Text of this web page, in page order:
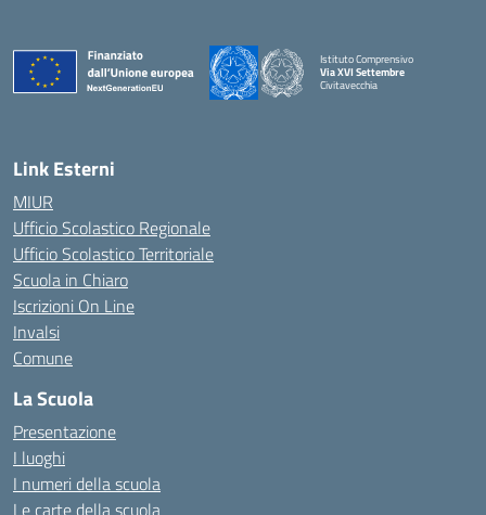
Istituto Comprensivo
Via XVI Settembre
Civitavecchia
Link Esterni
MIUR
Ufficio Scolastico Regionale
Ufficio Scolastico Territoriale
Scuola in Chiaro
Iscrizioni On Line
Invalsi
Comune
La Scuola
Presentazione
I luoghi
I numeri della scuola
Le carte della scuola